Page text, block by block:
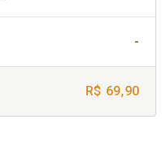
-
R$ 69,90